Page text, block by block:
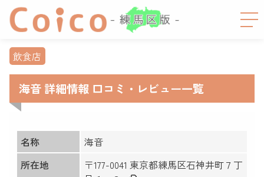
飲食店
海音 詳細情報 口コミ・レビュー一覧
名称
海音
所在地
〒177-0041 東京都練馬区石神井町７丁